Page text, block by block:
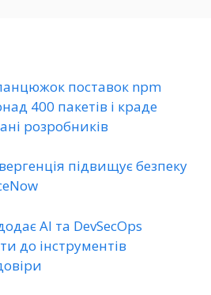
поставок npm
400 пакетів і краде
розробників
підвищує безпеку
AI та DevSecOps
до інструментів